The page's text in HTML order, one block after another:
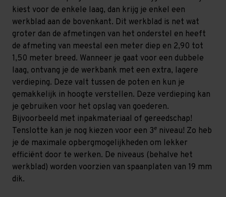
kiest voor de enkele laag, dan krijg je enkel een
werkblad aan de bovenkant. Dit werkblad is net wat
groter dan de afmetingen van het onderstel en heeft
de afmeting van meestal een meter diep en 2,90 tot
1,50 meter breed. Wanneer je gaat voor een dubbele
laag, ontvang je de werkbank met een extra, lagere
verdieping. Deze valt tussen de poten en kun je
gemakkelijk in hoogte verstellen. Deze verdieping kan
je gebruiken voor het opslag van goederen.
Bijvoorbeeld met inpakmateriaal of gereedschap!
Tenslotte kan je nog kiezen voor een 3e niveau! Zo heb
je de maximale opbergmogelijkheden om lekker
efficiënt door te werken. De niveaus (behalve het
werkblad) worden voorzien van spaanplaten van 19 mm
dik.